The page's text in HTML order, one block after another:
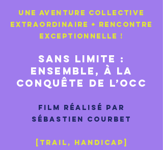
UNE AVENTURE COLLECTIVE
EXTRAORDINAIRE + RENCONTRE
EXCEPTIONNELLE !
SANS LIMITE :
Ensemble, à la
conquête de l’OCC
Film réalisé par
Sébastien courbet
[TRAIL, hANDICAP]